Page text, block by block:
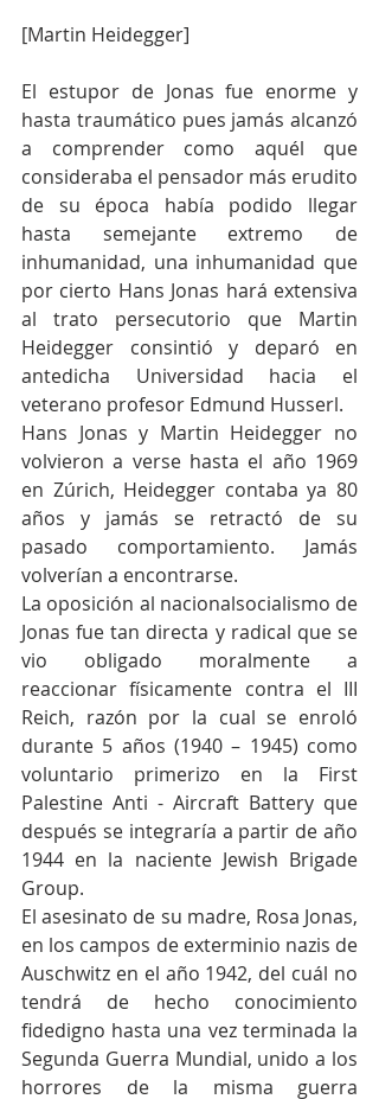
[Martin Heidegger]
El estupor de Jonas fue enorme y
hasta traumático pues jamás alcanzó
a comprender como aquél que
consideraba el pensador más erudito
de su época había podido llegar
hasta semejante extremo de
inhumanidad, una inhumanidad que
por cierto Hans Jonas hará extensiva
al trato persecutorio que Martin
Heidegger consintió y deparó en
antedicha Universidad hacia el
veterano profesor Edmund Husserl.
Hans Jonas y Martin Heidegger no
volvieron a verse hasta el año 1969
en Zúrich, Heidegger contaba ya 80
años y jamás se retractó de su
pasado comportamiento. Jamás
volverían a encontrarse.
La oposición al nacionalsocialismo de
Jonas fue tan directa y radical que se
vio obligado moralmente a
reaccionar físicamente contra el III
Reich, razón por la cual se enroló
durante 5 años (1940 – 1945) como
voluntario primerizo en la First
Palestine Anti - Aircraft Battery que
después se integraría a partir de año
1944 en la naciente Jewish Brigade
Group.
El asesinato de su madre, Rosa Jonas,
en los campos de exterminio nazis de
Auschwitz en el año 1942, del cuál no
tendrá de hecho conocimiento
fidedigno hasta una vez terminada la
Segunda Guerra Mundial, unido a los
horrores de la misma guerra